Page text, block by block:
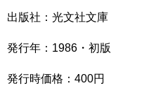
出版社：光文社文庫
発行年：1986・初版
発行時価格：400円